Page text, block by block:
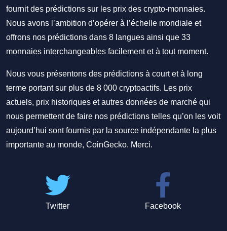
fournit des prédictions sur les prix des crypto-monnaies.
Nous avons l’ambition d’opérer à l’échelle mondiale et
offrons nos prédictions dans 8 langues ainsi que 33
monnaies interchangeables facilement et à tout moment.
Nous vous présentons des prédictions à court et à long
terme portant sur plus de 8 000 cryptoactifs. Les prix
actuels, prix historiques et autres données de marché qui
nous permettent de faire nos prédictions telles qu’on les voit
aujourd’hui sont fournis par la source indépendante la plus
importante au monde, CoinGecko. Merci.
Twitter Facebook